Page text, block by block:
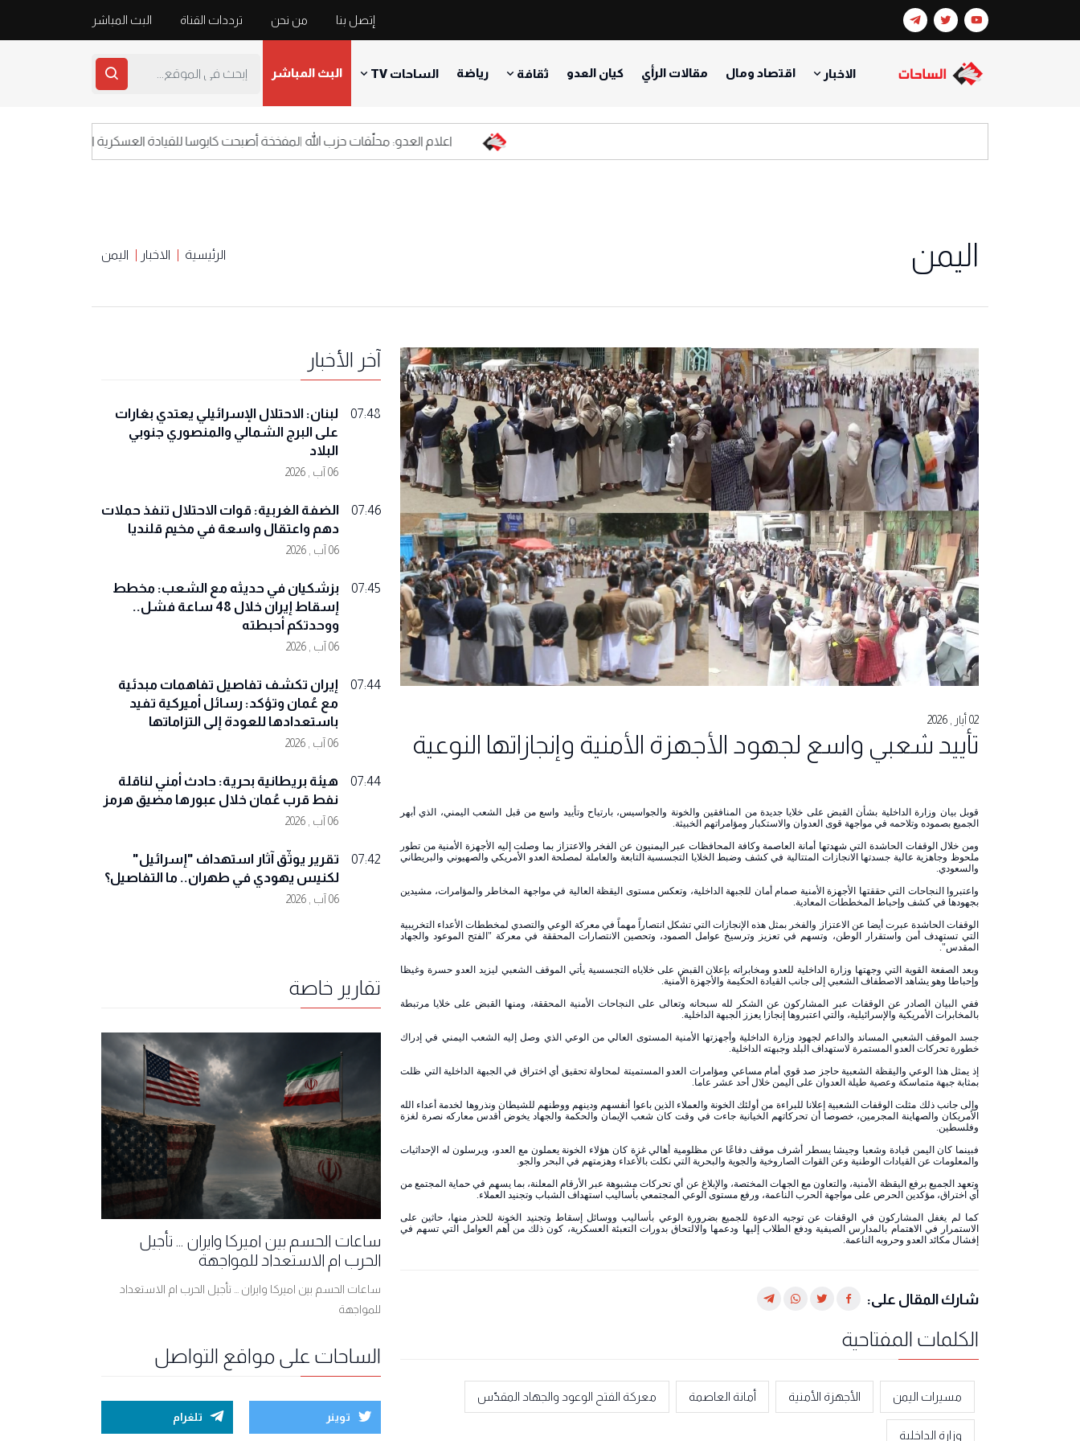
إتصل بنا من نحن ترددات القناة البث المباشر
الاخبار اقتصاد ومال مقالات الرأي كيان العدو ثقافة رياضة الساحات TV البث المباشر
اعلام العدو: محلّقات حزب الله المفخخة أصبحت كابوسا للقيادة العسكرية الاسرائيلية
اليمن الرئيسية الاخبار اليمن
02 أيار , 2026
تأييد شعبي واسع لجهود الأجهزة الأمنية وإنجازاتها النوعية
قوبل بيان وزارة الداخلية بشأن القبض على خلايا جديدة من المنافقين والخونة والجواسيس، بارتياح وتأييد واسع من قبل الشعب اليمني، الذي أبهر
الجميع بصموده وتلاحمه في مواجهة قوى العدوان والاستكبار ومؤامراتهم الخبيثة.
ومن خلال الوقفات الحاشدة التي شهدتها أمانة العاصمة وكافة المحافظات عبر اليمنيون عن الفخر والاعتزاز بما وصلت إليه الأجهزة الأمنية من تطور
ملحوظ وجاهزية عالية جسدتها الانجازات المتتالية في كشف وضبط الخلايا التجسسية التابعة والعاملة لمصلحة العدو الأمريكي والصهيوني والبريطاني
والسعودي.
واعتبروا النجاحات التي حققتها الأجهزة الأمنية صمام أمان للجبهة الداخلية، وتعكس مستوى اليقظة العالية في مواجهة المخاطر والمؤامرات، مشيدين
بجهودها في كشف وإحباط المخططات المعادية.
الوقفات الحاشدة عبرت أيضا عن الاعتزاز والفخر بمثل هذه الإنجازات التي تشكل انتصاراً مهماً في معركة الوعي والتصدي لمخططات الأعداء التخريبية
التي تستهدف أمن واستقرار الوطن، وتسهم في تعزيز وترسيخ عوامل الصمود، وتحصين الانتصارات المحققة في معركة "الفتح الموعود والجهاد
المقدس".
وبعد الصفعة القوية التي وجهتها وزارة الداخلية للعدو ومخابراته بإعلان القبض على خلاياه التجسسية يأتي الموقف الشعبي ليزيد العدو حسرة وغيظا
وإحباطا وهو يشاهد الاصطفاف الشعبي إلى جانب القيادة الحكيمة والأجهزة الأمنية.
ففي البيان الصادر عن الوقفات عبر المشاركون عن الشكر لله سبحانه وتعالى على النجاحات الأمنية المحققة، ومنها القبض على خلايا مرتبطة
بالمخابرات الأمريكية والإسرائيلية، والتي اعتبروها إنجازا يعزز الجبهة الداخلية.
جسد الموقف الشعبي المساند والداعم لجهود وزارة الداخلية وأجهزتها الأمنية المستوى العالي من الوعي الذي وصل إليه الشعب اليمني في إدراك
خطورة تحركات العدو المستمرة لاستهداف البلد وجبهته الداخلية.
إذ يمثل هذا الوعي واليقظة الشعبية حاجز صد قوي أمام مساعي ومؤامرات العدو المستميتة لمحاولة تحقيق أي اختراق في الجبهة الداخلية التي ظلت
بمثابة جبهة متماسكة وعصية طيلة العدوان على اليمن خلال أحد عشر عاما.
وإلى جانب ذلك مثلت الوقفات الشعبية إعلانا للبراءة من أولئك الخونة والعملاء الذين باعوا أنفسهم ودينهم ووطنهم للشيطان ونذروها لخدمة أعداء الله
الأمريكان والصهاينة المجرمين، خصوصا أن تحركاتهم الخيانية جاءت في وقت كان شعب الإيمان والحكمة والجهاد يخوض أقدس معاركه نصرة لغزة
وفلسطين.
فبينما كان اليمن قيادة وشعبا وجيشا يسطر أشرف موقف دفاعًا عن مظلومية أهالي غزة كان هؤلاء الخونة يعملون مع العدو، ويرسلون له الإحداثيات
والمعلومات عن القيادات الوطنية وعن القوات الصاروخية والجوية والبحرية التي نكلت بالأعداء وهزمتهم في البحر والجو.
وتعهد الجميع برفع اليقظة الأمنية، والتعاون مع الجهات المختصة، والإبلاغ عن أي تحركات مشبوهة عبر الأرقام المعلنة، بما يسهم في حماية المجتمع من
أي اختراق، مؤكدين الحرص على مواجهة الحرب الناعمة، ورفع مستوى الوعي المجتمعي بأساليب استهداف الشباب وتجنيد العملاء.
كما لم يغفل المشاركون في الوقفات عن توجيه الدعوة للجميع بضرورة الوعي بأساليب ووسائل إسقاط وتجنيد الخونة للحذر منها، حاثين على
الاستمرار في الاهتمام بالمدارس الصيفية ودفع الطلاب إليها ودعمها والالتحاق بدورات التعبئة العسكرية، كون ذلك من أهم العوامل التي تسهم في
إفشال مكائد العدو وحروبه الناعمة.
شارك المقال على:
الكلمات المفتاحية
مسيرات اليمن الأجهزة الأمنية أمانة العاصمة معركة الفتح الوعود والجهاد المقدّس
وزارة الداخلية
آخر الأخبار
07:48
لبنان: الاحتلال الإسرائيلي يعتدي بغارات
على البرج الشمالي والمنصوري جنوبي
البلاد
06 آب , 2026
07:46
الضفة الغربية: قوات الاحتلال تنفذ حملات
دهم واعتقال واسعة في مخيم قلنديا
06 آب , 2026
07:45
بزشكيان في حديثه مع الشعب: مخطط
إسقاط إيران خلال 48 ساعة فشل..
ووحدتكم أحبطته
06 آب , 2026
07:44
إيران تكشف تفاصيل تفاهمات مبدئية
مع عُمان وتؤكد: رسائل أميركية تفيد
باستعدادها للعودة إلى التزاماتها
06 آب , 2026
07:44
هيئة بريطانية بحرية: حادث أمني لناقلة
نفط قرب عُمان خلال عبورها مضيق هرمز
06 آب , 2026
07:42
تقرير يوثّق آثار استهداف "إسرائيل"
لكنيس يهودي في طهران.. ما التفاصيل؟
06 آب , 2026
تقارير خاصة
ساعات الحسم بين اميركا وايران ... تأجيل
الحرب ام الاستعداد للمواجهة
ساعات الحسم بين اميركا وايران ... تأجيل الحرب ام الاستعداد
للمواجهة
الساحات على مواقع التواصل
توينر تلغرام